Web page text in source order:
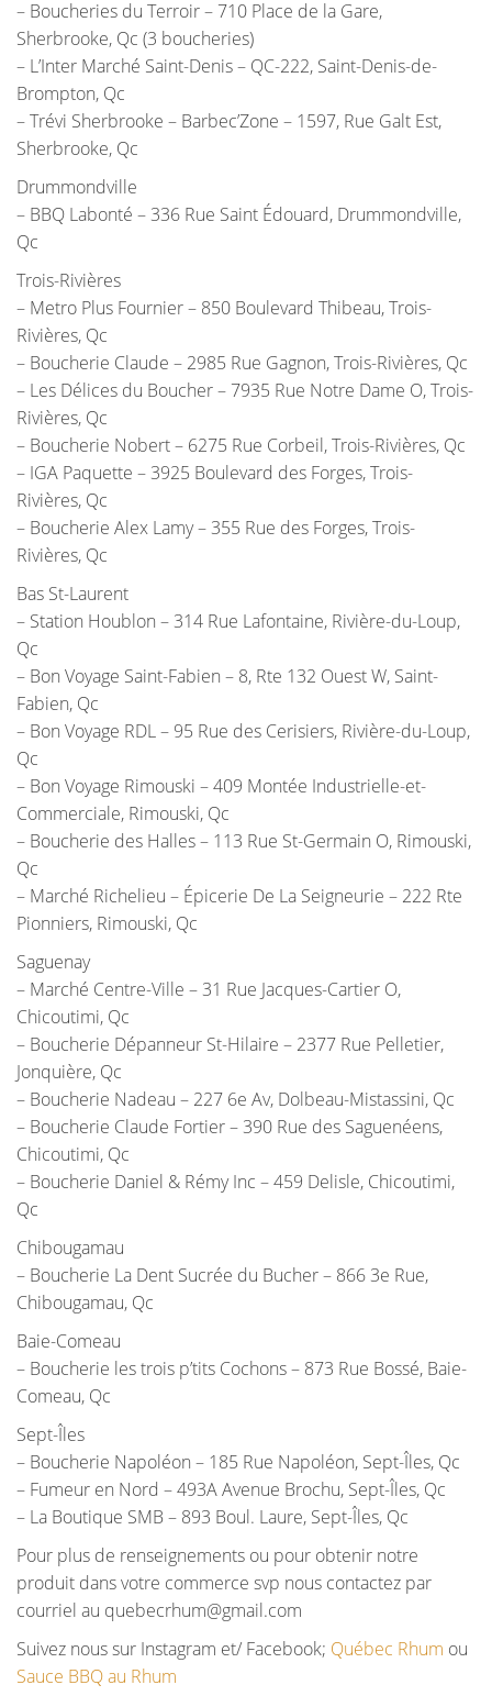
– Boucheries du Terroir – 710 Place de la Gare,
Sherbrooke, Qc (3 boucheries)
– L’Inter Marché Saint-Denis – QC-222, Saint-Denis-de-
Brompton, Qc
– Trévi Sherbrooke – Barbec’Zone – 1597, Rue Galt Est,
Sherbrooke, Qc
Drummondville
– BBQ Labonté – 336 Rue Saint Édouard, Drummondville,
Qc
Trois-Rivières
– Metro Plus Fournier – 850 Boulevard Thibeau, Trois-
Rivières, Qc
– Boucherie Claude – 2985 Rue Gagnon, Trois-Rivières, Qc
– Les Délices du Boucher – 7935 Rue Notre Dame O, Trois-
Rivières, Qc
– Boucherie Nobert – 6275 Rue Corbeil, Trois-Rivières, Qc
– IGA Paquette – 3925 Boulevard des Forges, Trois-
Rivières, Qc
– Boucherie Alex Lamy – 355 Rue des Forges, Trois-
Rivières, Qc
Bas St-Laurent
– Station Houblon – 314 Rue Lafontaine, Rivière-du-Loup,
Qc
– Bon Voyage Saint-Fabien – 8, Rte 132 Ouest W, Saint-
Fabien, Qc
– Bon Voyage RDL – 95 Rue des Cerisiers, Rivière-du-Loup,
Qc
– Bon Voyage Rimouski – 409 Montée Industrielle-et-
Commerciale, Rimouski, Qc
– Boucherie des Halles – 113 Rue St-Germain O, Rimouski,
Qc
– Marché Richelieu – Épicerie De La Seigneurie – 222 Rte
Pionniers, Rimouski, Qc
Saguenay
– Marché Centre-Ville – 31 Rue Jacques-Cartier O,
Chicoutimi, Qc
– Boucherie Dépanneur St-Hilaire – 2377 Rue Pelletier,
Jonquière, Qc
– Boucherie Nadeau – 227 6e Av, Dolbeau-Mistassini, Qc
– Boucherie Claude Fortier – 390 Rue des Saguenéens,
Chicoutimi, Qc
– Boucherie Daniel & Rémy Inc – 459 Delisle, Chicoutimi,
Qc
Chibougamau
– Boucherie La Dent Sucrée du Bucher – 866 3e Rue,
Chibougamau, Qc
Baie-Comeau
– Boucherie les trois p’tits Cochons – 873 Rue Bossé, Baie-
Comeau, Qc
Sept-Îles
– Boucherie Napoléon – 185 Rue Napoléon, Sept-Îles, Qc
– Fumeur en Nord – 493A Avenue Brochu, Sept-Îles, Qc
– La Boutique SMB – 893 Boul. Laure, Sept-Îles, Qc
Pour plus de renseignements ou pour obtenir notre
produit dans votre commerce svp nous contactez par
courriel au quebecrhum@gmail.com
Suivez nous sur Instagram et/ Facebook; Québec Rhum ou
Sauce BBQ au Rhum